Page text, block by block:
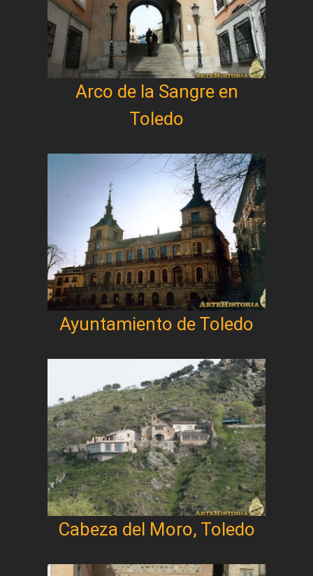
Arco de la Sangre en
Toledo
Ayuntamiento de Toledo
Cabeza del Moro, Toledo